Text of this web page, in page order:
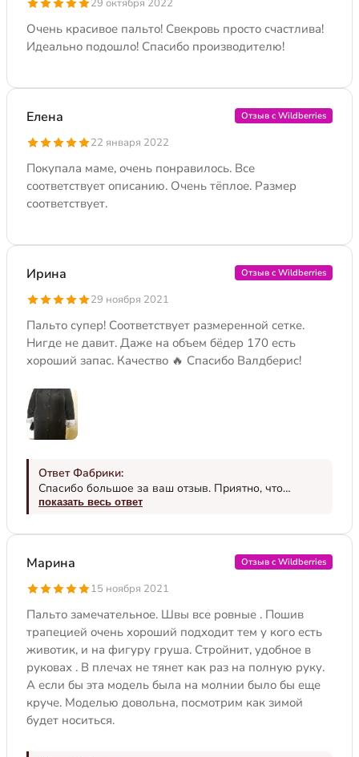
29 октября 2022
Очень красивое пальто! Свекровь просто счастлива!
Идеально подошло! Спасибо производителю!
Елена Отзыв с Wildberries
22 января 2022
Покупала маме, очень понравилось. Все
соответствует описанию. Очень тёплое. Размер
соответствует.
Ирина Отзыв с Wildberries
29 ноября 2021
Пальто супер! Соответствует размеренной сетке.
Нигде не давит. Даже на объем бёдер 170 есть
хороший запас. Качество 🔥 Спасибо Валдберис!
Ответ Фабрики:
Спасибо большое за ваш отзыв. Приятно, что
модель вам подошла по фигуре и понравилась.
производителю, понять в каком направлении
Несмотря на мой шаблонный ответ, все реакции
клиентов мы сохраняем и анализируем. В том числе
и ваш отзыв. Носите с удовольствием!
показать весь ответ
Марина Отзыв с Wildberries
15 ноября 2021
Пальто замечательное. Швы все ровные . Пошив
трапецией очень хороший подходит тем у кого есть
животик, и на фигуру груша. Стройнит, удобное в
руковах . В плечах не тянет как раз на полную руку.
А если бы эта модель была на молнии было бы еще
круче. Моделью довольна, посмотрим как зимой
будет носиться.